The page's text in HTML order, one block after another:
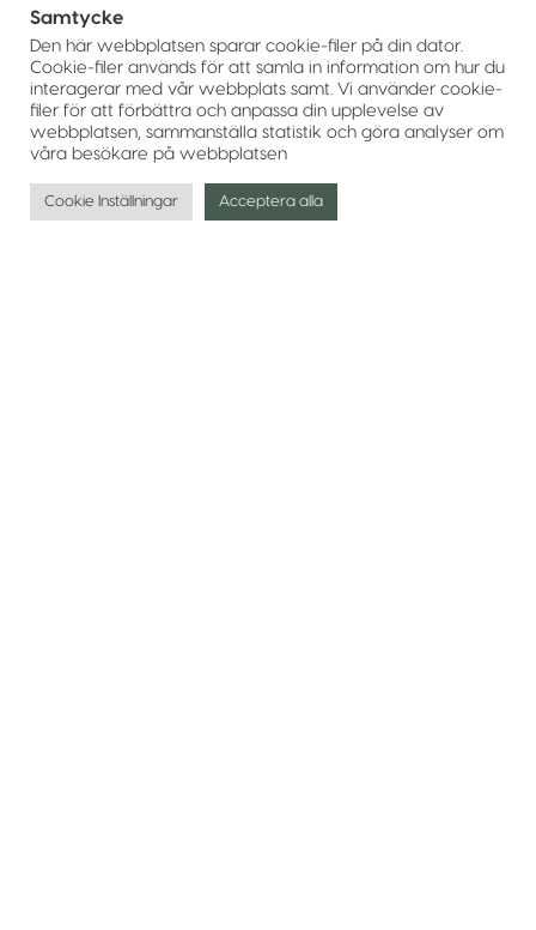
Samtycke
Den här webbplatsen sparar cookie-filer på din dator.
Cookie-filer används för att samla in information om hur du
interagerar med vår webbplats samt. Vi använder cookie-
filer för att förbättra och anpassa din upplevelse av
webbplatsen, sammanställa statistik och göra analyser om
våra besökare på webbplatsen
Cookie Inställningar Acceptera alla